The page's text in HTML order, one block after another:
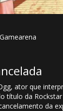
ator que
título da Rockstar
da